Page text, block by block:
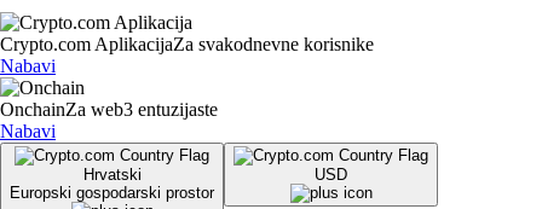
Crypto.com AplikacijaZa svakodnevne korisnike
Nabavi
OnchainZa web3 entuzijaste
Nabavi
Hrvatski
Europski gospodarski prostor
USD